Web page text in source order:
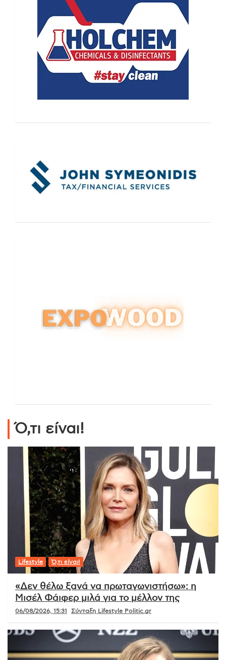
Ό,τι είναι!
Lifestyle Ό,τι είναι!
«Δεν θέλω ξανά να πρωταγωνιστήσω»: η
Μισέλ Φάιφερ μιλά για το μέλλον της
06/08/2026, 15:31 Σύνταξη Lifestyle Politic.gr